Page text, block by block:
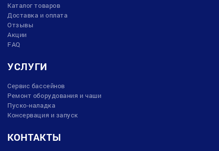
Каталог товаров
Доставка и оплата
Отзывы
Акции
FAQ
УСЛУГИ
Сервис бассейнов
Ремонт оборудования и чаши
Пуско-наладка
Консервация и запуск
КОНТАКТЫ